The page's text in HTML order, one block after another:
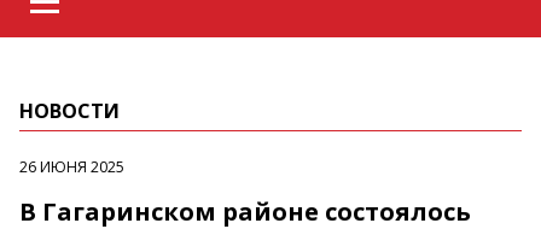
НОВОСТИ
26 ИЮНЯ 2025
В Гагаринском районе состоялось